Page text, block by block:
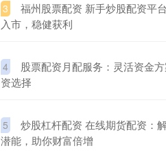
3
福州股票配资 新手炒股配资平
入市，稳健获利
4
股票配资月配服务：灵活资金
资选择
5
炒股杠杆配资 在线期货配资：
潜能，助你财富倍增